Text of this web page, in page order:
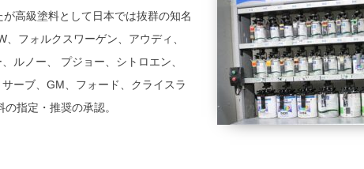
高級塗料として日本では抜群の知名
フォルクスワーゲン、アウディ、
ルノー、 プジョー、シトロエン、
ーブ、GM、フォード、クライスラ
指定・推奨の承認。